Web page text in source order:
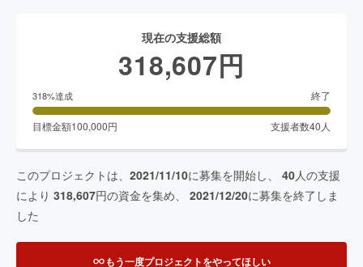
現在の支援総額
318,607円
318%達成 終了
目標金額100,000円 支援者数40 人
このプロジェクトは、 2021/11/10に募集を開始し、 40人の支援
により 318,607円の資金を集め、 2021/12/20に募集を終了しま
した
もう一度プロジェクトをやってほしい